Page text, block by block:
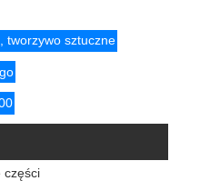
tworzywo sztuczne
części